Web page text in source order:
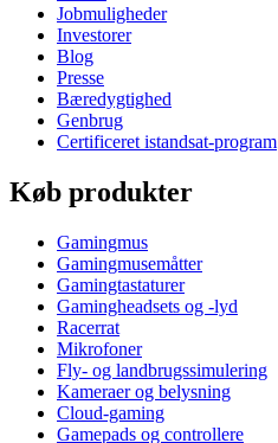
Jobmuligheder
Investorer
Blog
Presse
Bæredygtighed
Genbrug
Certificeret istandsat-program
Køb produkter
Gamingmus
Gamingmusemåtter
Gamingtastaturer
Gamingheadsets og -lyd
Racerrat
Mikrofoner
Fly- og landbrugssimulering
Kameraer og belysning
Cloud-gaming
Gamepads og controllere